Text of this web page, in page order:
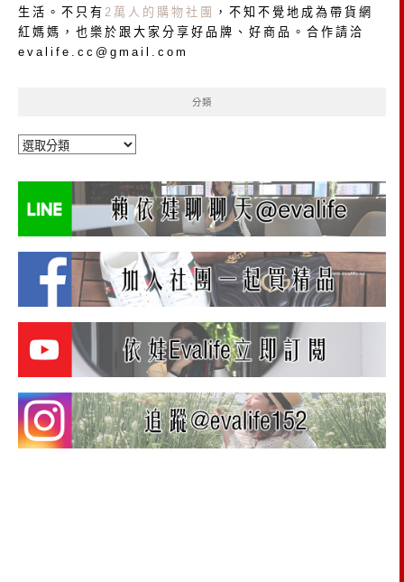
生活。不只有 2萬人的購物社團
，不知不覺地成為帶貨網
紅媽媽，也樂於跟大家分享好品牌、好商品。合作請洽
evalife.cc@gmail.com
分類
分